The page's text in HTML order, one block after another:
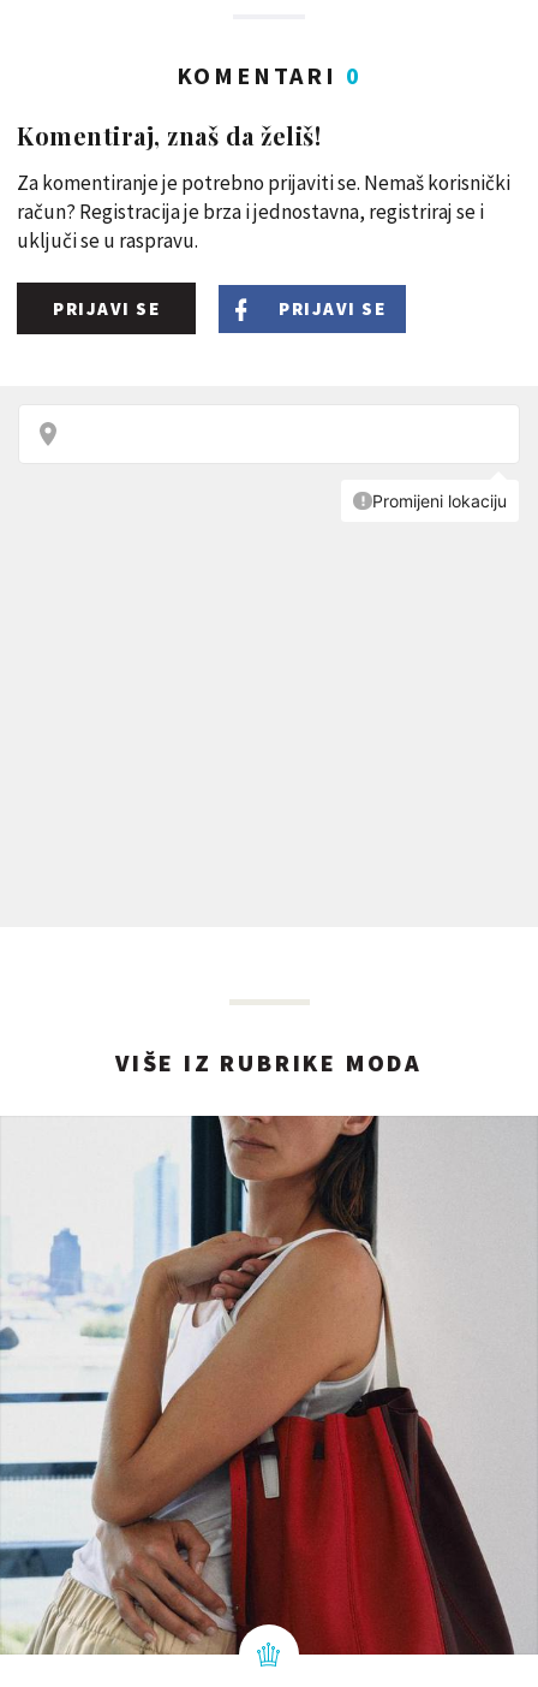
KOMENTARI 0
Komentiraj, znaš da želiš!
Za komentiranje je potrebno prijaviti se. Nemaš korisnički
račun? Registracija je brza i jednostavna, registriraj se i
uključi se u raspravu.
PRIJAVI SE PRIJAVI SE
VIŠE IZ RUBRIKE MODA